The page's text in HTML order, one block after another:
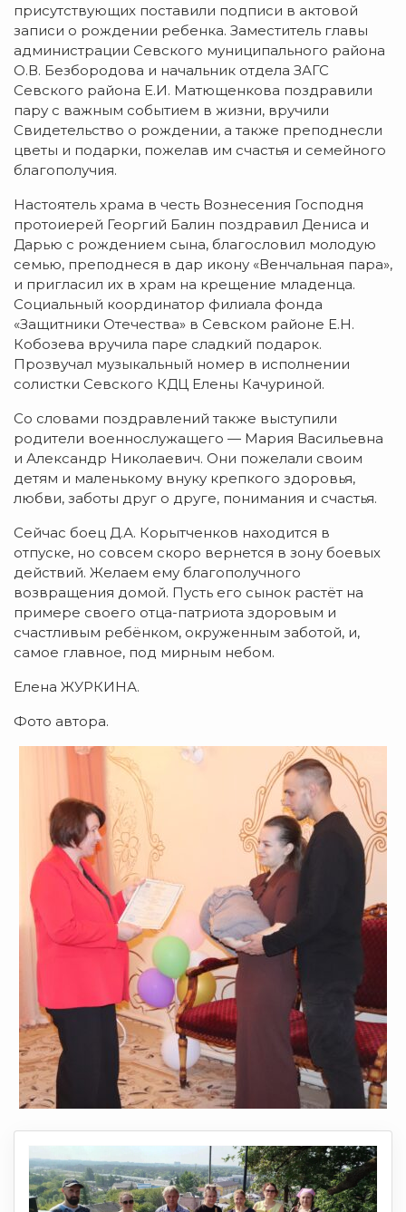
присутствующих поставили подписи в актовой
записи о рождении ребенка. Заместитель главы
администрации Севского муниципального района
О.В. Безбородова и начальник отдела ЗАГС
Севского района Е.И. Матющенкова поздравили
пару с важным событием в жизни, вручили
Свидетельство о рождении, а также преподнесли
цветы и подарки, пожелав им счастья и семейного
благополучия.
Настоятель храма в честь Вознесения Господня
протоиерей Георгий Балин поздравил Дениса и
Дарью с рождением сына, благословил молодую
семью, преподнеся в дар икону «Венчальная пара»,
и пригласил их в храм на крещение младенца.
Социальный координатор филиала фонда
«Защитники Отечества» в Севском районе Е.Н.
Кобозева вручила паре сладкий подарок.
Прозвучал музыкальный номер в исполнении
солистки Севского КДЦ Елены Качуриной.
Со словами поздравлений также выступили
родители военнослужащего — Мария Васильевна
и Александр Николаевич. Они пожелали своим
детям и маленькому внуку крепкого здоровья,
любви, заботы друг о друге, понимания и счастья.
Сейчас боец Д.А. Корытченков находится в
отпуске, но совсем скоро вернется в зону боевых
действий. Желаем ему благополучного
возвращения домой. Пусть его сынок растёт на
примере своего отца-патриота здоровым и
счастливым ребёнком, окруженным заботой, и,
самое главное, под мирным небом.
Елена ЖУРКИНА.
Фото автора.